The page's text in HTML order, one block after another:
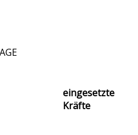
eingesetzte
Kräfte